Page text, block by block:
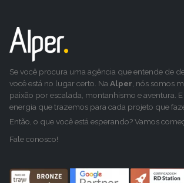
Se você procura uma agência que entende de
você está no lugar certo. Na Alper , nós somos
paixão por escalada, montanhismo e aventura. E
energia que trazemos para cada projeto que
Então, o que você está esperando? Vamos
Fale conosco!